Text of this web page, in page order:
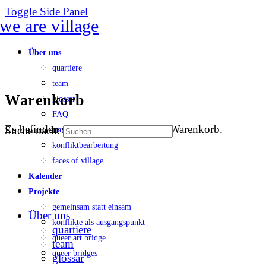
Toggle Side Panel
Über uns
quartiere
team
glossar
FAQ
transparenz
konfliktbearbeitung
faces of village
Kalender
Projekte
gemeinsam statt einsam
konflikte als ausgangspunkt
queer art bridge
queer bridges
Warenkorb
Es befinden sich keine Produkte im Warenkorb.
Suche nach:
Über uns
quartiere
team
glossar